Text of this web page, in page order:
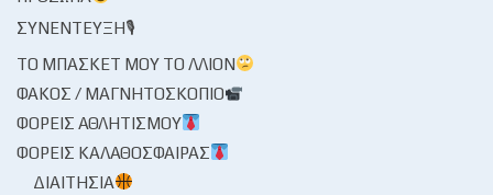
ΣΥΝΈΝΤΕΥΞΗ🎙
ΤΟ ΜΠΆΣΚΕΤ ΜΟΥ ΤΟ ΛΛΊΟΝ
ΦΑΚΌΣ / ΜΑΓΝΗΤΟΣΚΌΠΙΟ
ΦΟΡΕΊΣ ΑΘΛΗΤΙΣΜΟΎ
ΦΟΡΕΊΣ ΚΑΛΑΘΌΣΦΑΙΡΑΣ
ΔΙΑΙΤΗΣΊΑ